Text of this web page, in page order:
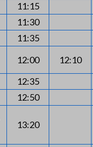
11:15
11:30
11:35
12:00 12:10
12:35
12:50
13:20